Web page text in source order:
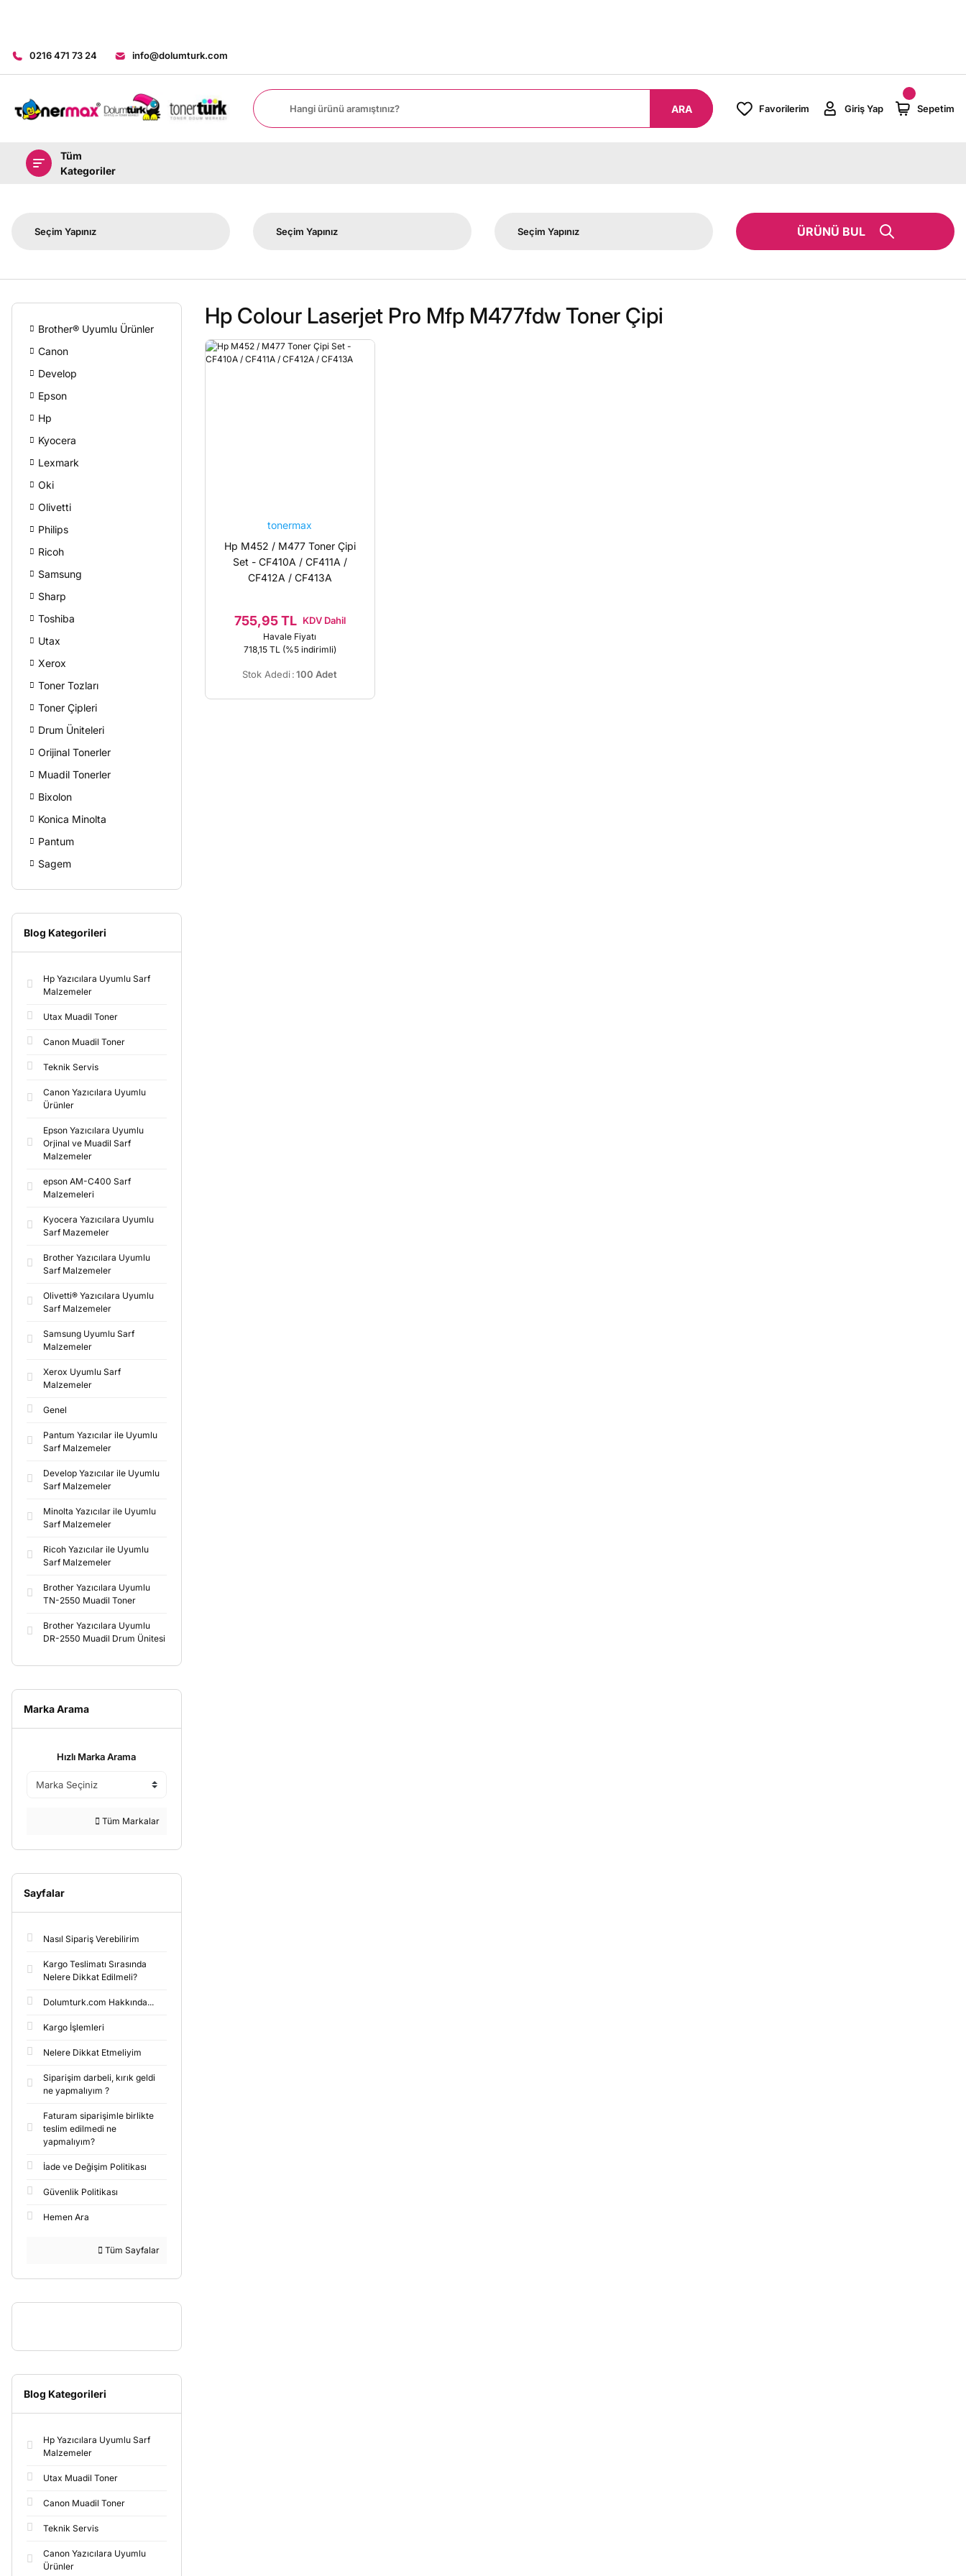
0216 471 73 24 info@dolumturk.com
ARA Favorilerim Giriş Yap Sepetim
Tüm
Kategoriler
ÜRÜNÜ BUL
Brother® Uyumlu Ürünler
Canon
Develop
Epson
Hp
Kyocera
Lexmark
Oki
Olivetti
Philips
Ricoh
Samsung
Sharp
Toshiba
Utax
Xerox
Toner Tozları
Toner Çipleri
Drum Üniteleri
Orijinal Tonerler
Muadil Tonerler
Bixolon
Konica Minolta
Pantum
Sagem
Blog Kategorileri
Hp Yazıcılara Uyumlu Sarf
Malzemeler
Utax Muadil Toner
Canon Muadil Toner
Teknik Servis
Canon Yazıcılara Uyumlu
Ürünler
Epson Yazıcılara Uyumlu
Orjinal ve Muadil Sarf
Malzemeler
epson AM-C400 Sarf
Malzemeleri
Kyocera Yazıcılara Uyumlu
Sarf Mazemeler
Brother Yazıcılara Uyumlu
Sarf Malzemeler
Olivetti® Yazıcılara Uyumlu
Sarf Malzemeler
Samsung Uyumlu Sarf
Malzemeler
Xerox Uyumlu Sarf
Malzemeler
Genel
Pantum Yazıcılar ile Uyumlu
Sarf Malzemeler
Develop Yazıcılar ile Uyumlu
Sarf Malzemeler
Minolta Yazıcılar ile Uyumlu
Sarf Malzemeler
Ricoh Yazıcılar ile Uyumlu
Sarf Malzemeler
Brother Yazıcılara Uyumlu
TN-2550 Muadil Toner
Brother Yazıcılara Uyumlu
DR-2550 Muadil Drum Ünitesi
Marka Arama
Hızlı Marka Arama
Tüm Markalar
Sayfalar
Nasıl Sipariş Verebilirim
Kargo Teslimatı Sırasında
Nelere Dikkat Edilmeli?
Dolumturk.com Hakkında...
Kargo İşlemleri
Nelere Dikkat Etmeliyim
Siparişim darbeli, kırık geldi
ne yapmalıyım ?
Faturam siparişimle birlikte
teslim edilmedi ne
yapmalıyım?
İade ve Değişim Politikası
Güvenlik Politikası
Hemen Ara
Tüm Sayfalar
Blog Kategorileri
Hp Yazıcılara Uyumlu Sarf
Malzemeler
Utax Muadil Toner
Canon Muadil Toner
Teknik Servis
Canon Yazıcılara Uyumlu
Ürünler
Hp Colour Laserjet Pro Mfp M477fdw Toner Çipi
tonermax
Hp M452 / M477 Toner Çipi
Set - CF410A / CF411A /
CF412A / CF413A
755,95 TL KDV Dahil
Havale Fiyatı
718,15 TL (%5 indirimli)
Stok Adedi :100 Adet